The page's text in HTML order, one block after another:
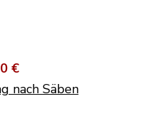
€
nach Säben